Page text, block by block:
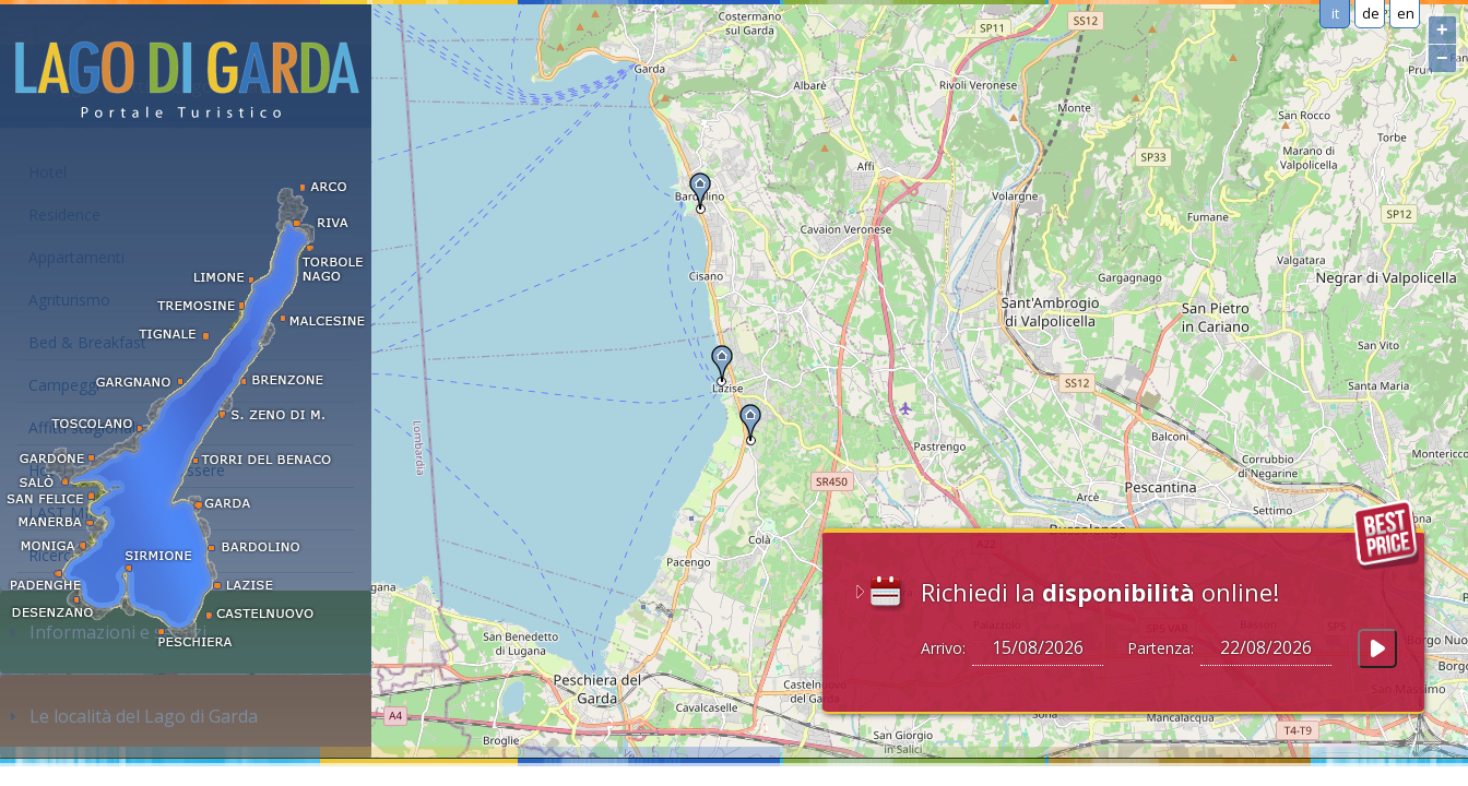
it de en
Richiedi la disponibilità online!
Arrivo: Partenza:
+
−
Alloggi e affitti al Lago di Garda
Appartamenti
Agriturismo
Bed & Breakfast
Campeggi
Affitti stagionali
Hotel con centro benessere
LAST MINUTE
Ricerca alloggi...
Informazioni e servizi
Le località del Lago di Garda